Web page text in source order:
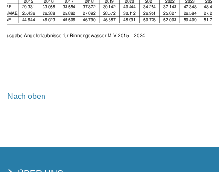
Nach oben